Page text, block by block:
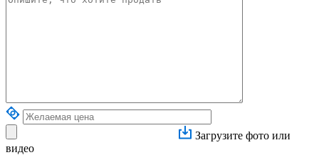
Загрузите фото или
видео